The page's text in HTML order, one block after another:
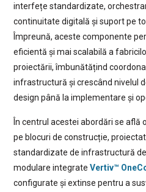
interfețe standardizate,
continuitate digitală și suport pe
Împreună, aceste componente
eficientă și mai scalabilă a
proiectării, îmbunătățind
infrastructură și crescând nivelul
design până la implementare și
În centrul acestei abordări se
pe blocuri de construcție,
standardizate de infrastructură
modulare integrate Vertiv™
configurate și extinse pentru a